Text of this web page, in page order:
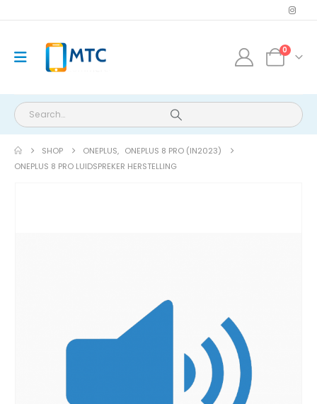
0
SHOP ONEPLUS, ONEPLUS 8 PRO (IN2023)
ONEPLUS 8 PRO LUIDSPREKER HERSTELLING